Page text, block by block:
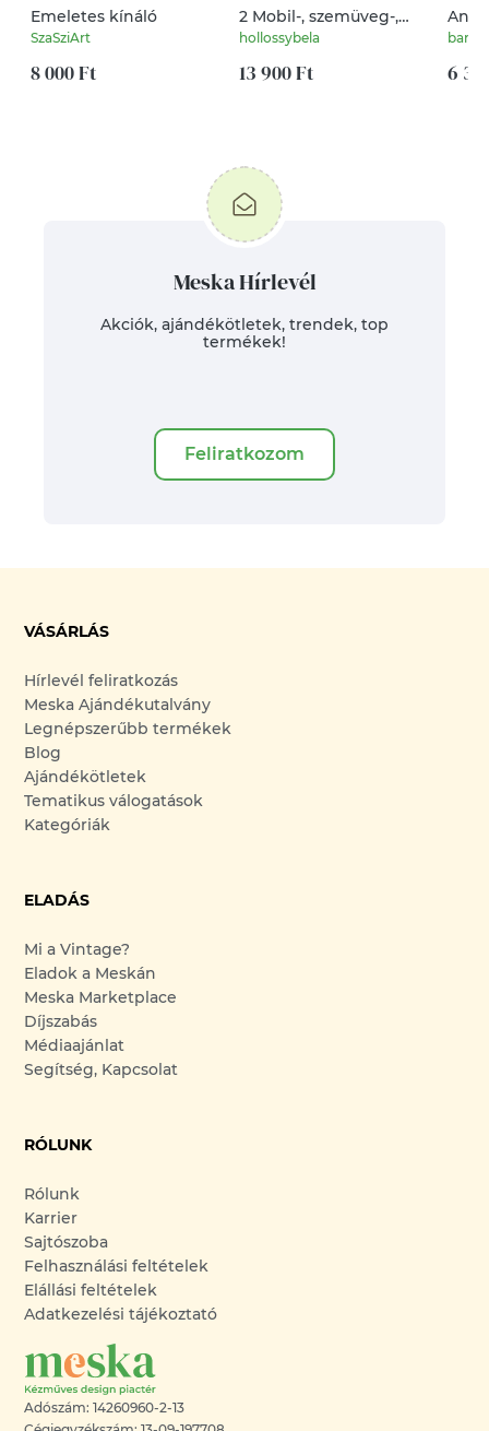
Emeletes kínáló
SzaSziArt
8 000 Ft
2 Mobil-, szemüveg-,
óra-, toll tartó, asztali
rendező
hollossybela
13 900 Ft 6
Meska Hírlevél
Akciók, ajándékötletek, trendek, top
termékek!
Feliratkozom
VÁSÁRLÁS
Hírlevél feliratkozás
Meska Ajándékutalvány
Legnépszerűbb termékek
Blog
Ajándékötletek
Tematikus válogatások
Kategóriák
ELADÁS
Mi a Vintage?
Eladok a Meskán
Meska Marketplace
Díjszabás
Médiaajánlat
Segítség, Kapcsolat
RÓLUNK
Rólunk
Karrier
Sajtószoba
Felhasználási feltételek
Elállási feltételek
Adatkezelési tájékoztató
Adószám: 14260960-2-13